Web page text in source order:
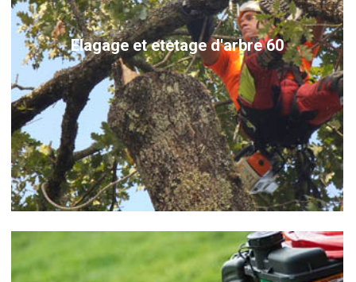
Elagage et etetage d'arbre 60